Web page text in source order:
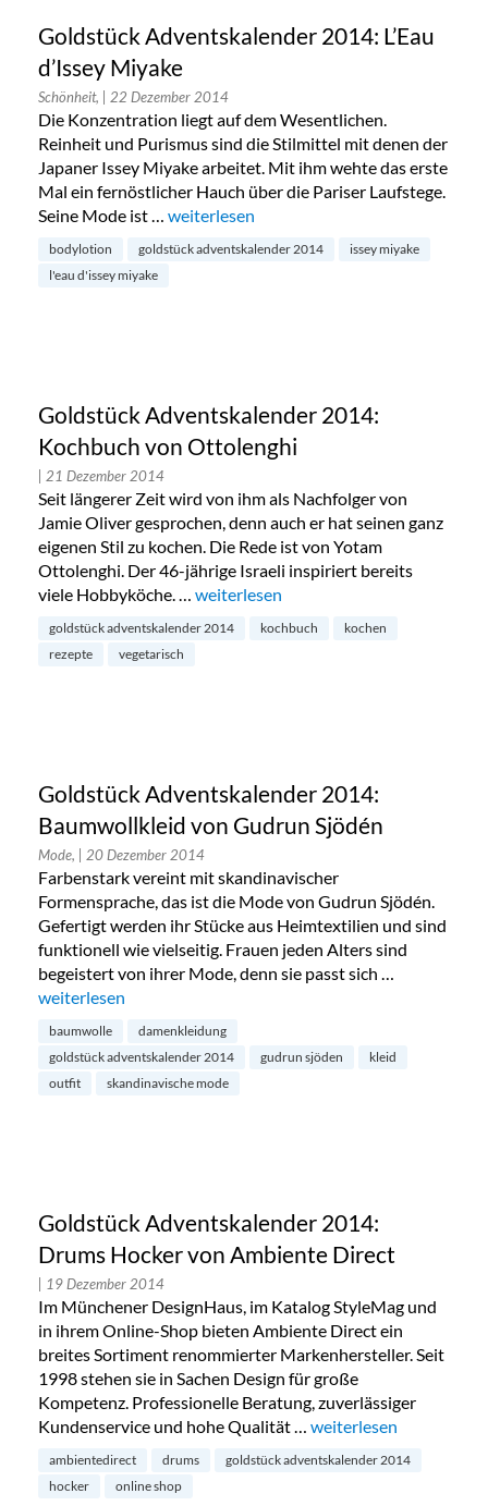
Goldstück Adventskalender 2014: L’Eau
d’Issey Miyake
Schönheit, | 22 Dezember 2014
Die Konzentration liegt auf dem Wesentlichen.
Reinheit und Purismus sind die Stilmittel mit denen der
Japaner Issey Miyake arbeitet. Mit ihm wehte das erste
Mal ein fernöstlicher Hauch über die Pariser Laufstege.
Seine Mode ist … „Goldstück Adventskalender 2014: L’Eau
weiterlesen
bodylotion goldstück adventskalender 2014
issey miyake
l'eau d'issey miyake
Goldstück Adventskalender 2014:
Kochbuch von Ottolenghi
| 21 Dezember 2014
Seit längerer Zeit wird von ihm als Nachfolger von
Jamie Oliver gesprochen, denn auch er hat seinen ganz
eigenen Stil zu kochen. Die Rede ist von Yotam
Ottolenghi. Der 46-jährige Israeli inspiriert bereits
viele Hobbyköche. … „Goldstück Adventskalender 2014:
weiterlesen
goldstück adventskalender 2014 kochbuch
kochen
rezepte
vegetarisch
Goldstück Adventskalender 2014:
Baumwollkleid von Gudrun Sjödén
Mode, | 20 Dezember 2014
Farbenstark vereint mit skandinavischer
Formensprache, das ist die Mode von Gudrun Sjödén.
Gefertigt werden ihr Stücke aus Heimtextilien und sind
funktionell wie vielseitig. Frauen jeden Alters sind
begeistert von ihrer Mode, denn sie passt sich …
„Goldstück Adventskalender 2014: Baumwollkleid von
weiterlesen
baumwolle
damenkleidung
goldstück adventskalender 2014
gudrun sjöden
kleid
outfit
skandinavische mode
Goldstück Adventskalender 2014:
Drums Hocker von Ambiente Direct
| 19 Dezember 2014
Im Münchener DesignHaus, im Katalog StyleMag und
in ihrem Online-Shop bieten Ambiente Direct ein
breites Sortiment renommierter Markenhersteller. Seit
1998 stehen sie in Sachen Design für große
Kompetenz. Professionelle Beratung, zuverlässiger
Kundenservice und hohe Qualität … „Goldstück
weiterlesen
ambientedirect drums
goldstück adventskalender 2014
hocker
online shop